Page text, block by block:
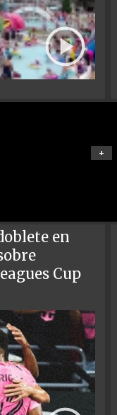
+
en
Cup